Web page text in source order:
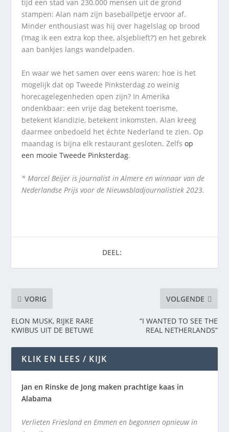
tijd een stad van 230.000 mensen uit de grond
stampen: Alan nam zijn baseballpetje ervoor af.
Minder enthousiast was hij over hagelslag op brood
(‘mag ik een extra kop thee, alsjeblieft?’) en het gebrek
aan bankjes langs wandelpaden.
En waar we het samen over eens waren: hoe is het
mogelijk dat op Tweede Pinksterdag zo weinig
horecagelegenheden open zijn? In Amerika
ondenkbaar: een vrije dag betekent toerisme,
betekent klandizie, betekent inkomsten. Alan kreeg
daarmee onbedoeld het échte Nederland te zien. Op
maandag is bijna elk restaurant gesloten. Zelfsop
een mooie Tweede Pinksterdag.
* Marcel Beijer is journalist in Almere en winnaar van de
Nederlandse Prijs voor de Nieuwsbladjournalistiek 2023.
DEEL:
VORIG
ELON MUSK, RIJKE RARE
KWIBUS UIT DE BETUWE
VOLGENDE
“I WANTED TO SEE THE
REAL NETHERLANDS”
KLIK EN LEES / KIJK
Jan en Rinske de Jong maken prachtige kaas in
Alabama
Verlieten Friesland en Emmen en begonnen opnieuw in